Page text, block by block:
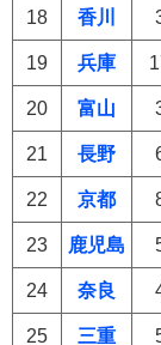
18 香川
19 兵庫
20 富山
21 長野
22 京都
23 鹿児島
24 奈良
25 三重